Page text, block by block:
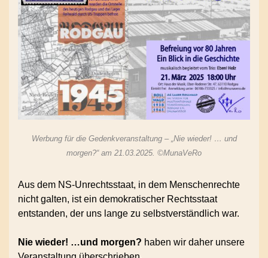
Werbung für die Gedenkveranstaltung – „Nie wieder! … und
morgen?“ am 21.03.2025. ©MunaVeRo
Aus dem NS-Unrechtsstaat, in dem Menschenrechte
nicht galten, ist ein demokratischer Rechtsstaat
entstanden, der uns lange zu selbstverständlich war.
Nie wieder! …und morgen? haben wir daher unsere